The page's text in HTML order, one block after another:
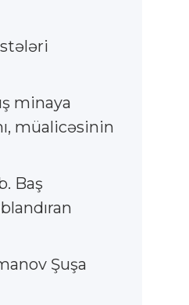
minaya
müalicəsinin
Baş
Şuşa